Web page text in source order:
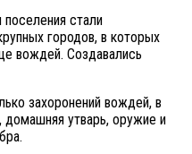
стали
городов, в которых
вождей. Создавались
захоронений вождей, в
утварь, оружие и